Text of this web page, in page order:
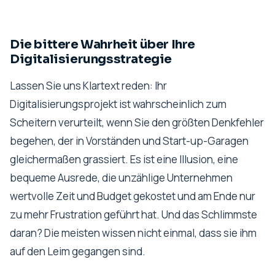
Die bittere Wahrheit über Ihre
Digitalisierungsstrategie
Lassen Sie uns Klartext reden: Ihr
Digitalisierungsprojekt ist wahrscheinlich zum
Scheitern verurteilt, wenn Sie den größten Denkfehler
begehen, der in Vorständen und Start-up-Garagen
gleichermaßen grassiert. Es ist eine Illusion, eine
bequeme Ausrede, die unzählige Unternehmen
wertvolle Zeit und Budget gekostet und am Ende nur
zu mehr Frustration geführt hat. Und das Schlimmste
daran? Die meisten wissen nicht einmal, dass sie ihm
auf den Leim gegangen sind.